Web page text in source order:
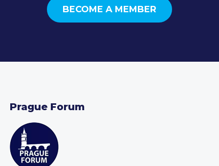
BECOME A MEMBER
Prague Forum